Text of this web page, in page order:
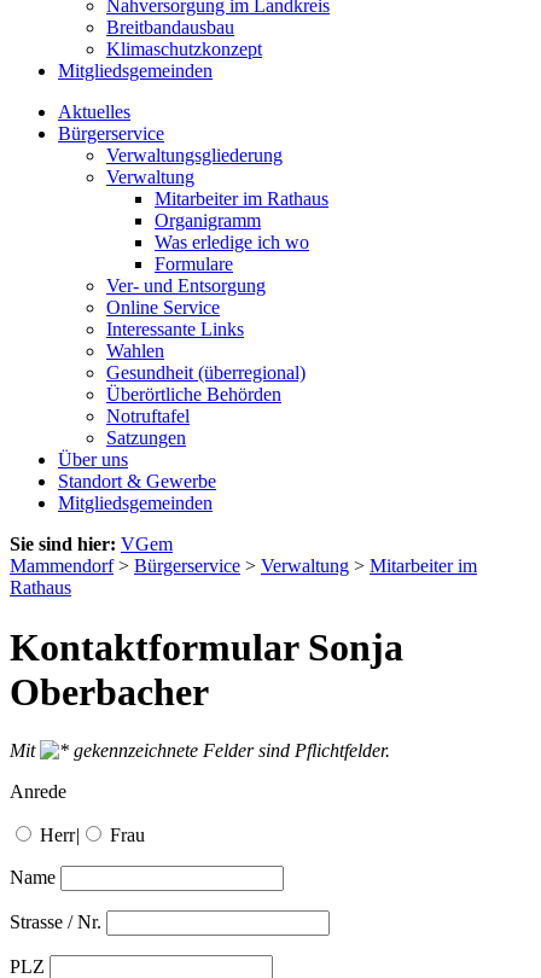
Nahversorgung im Landkreis
Breitbandausbau
Klimaschutzkonzept
Mitgliedsgemeinden
Aktuelles
Bürgerservice
Verwaltungsgliederung
Verwaltung
Mitarbeiter im Rathaus
Organigramm
Was erledige ich wo
Formulare
Ver- und Entsorgung
Online Service
Interessante Links
Wahlen
Gesundheit (überregional)
Überörtliche Behörden
Notruftafel
Satzungen
Über uns
Standort & Gewerbe
Mitgliedsgemeinden
Sie sind hier: VGem
Mammendorf> Bürgerservice > Verwaltung > Mitarbeiter im
Rathaus
Kontaktformular Sonja
Oberbacher
Mit
gekennzeichnete Felder sind Pflichtfelder.
Anrede
Herr| Frau
Name
Strasse / Nr.
PLZ